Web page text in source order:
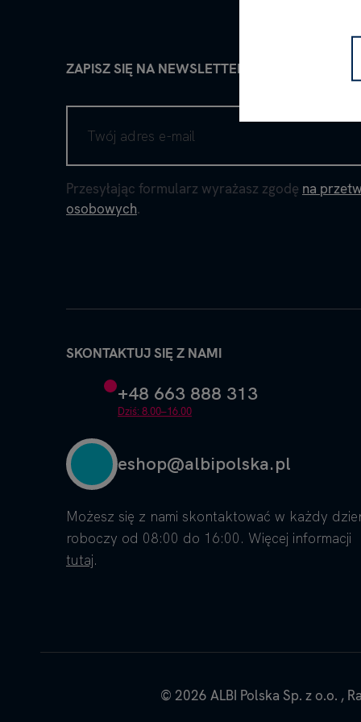
ZAPISZ SIĘ NA NEWSLETTER
Przesyłając formularz wyrażasz zgodę na
osobowych.
SKONTAKTUJ SIĘ Z NAMI
+48 663 888 313
Dziś: 8.00–16.00
eshop@albipolska.pl
Możesz się z nami skontaktować w każdy
roboczy od 08:00 do 16:00. Więcej informacji
tutaj.
© 2026 ALBI Polska Sp. z o.o. ,